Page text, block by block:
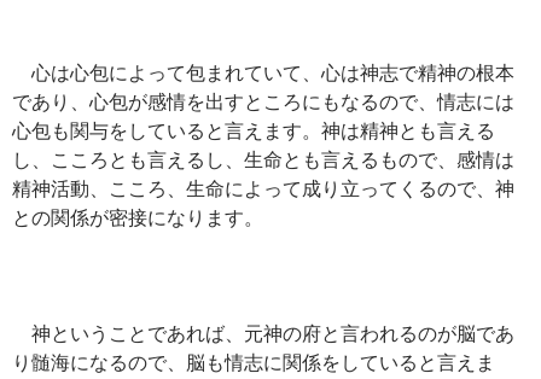
心は心包によって包まれていて、心は神志で精神の根本
であり、心包が感情を出すところにもなるので、情志には
心包も関与をしていると言えます。神は精神とも言える
し、こころとも言えるし、生命とも言えるもので、感情は
精神活動、こころ、生命によって成り立ってくるので、神
との関係が密接になります。
神ということであれば、元神の府と言われるのが脳であ
り髄海になるので、脳も情志に関係をしていると言えま